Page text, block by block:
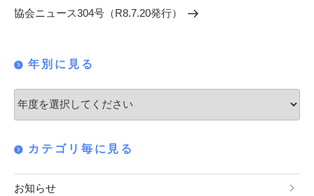
シ
ョ
ン
稿
の
協会ニュース304号（R8.7.20発行）
年別に見る
カテゴリ毎に見る
お知らせ